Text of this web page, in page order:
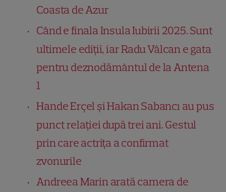
Coasta de Azur
Când e finala Insula Iubirii 2025. Sunt
ultimele ediții, iar Radu Vâlcan e gata
pentru deznodământul de la Antena
1
Hande Erçel și Hakan Sabancı au pus
punct relației după trei ani. Gestul
prin care actrița a confirmat
zvonurile
Andreea Marin arată camera de